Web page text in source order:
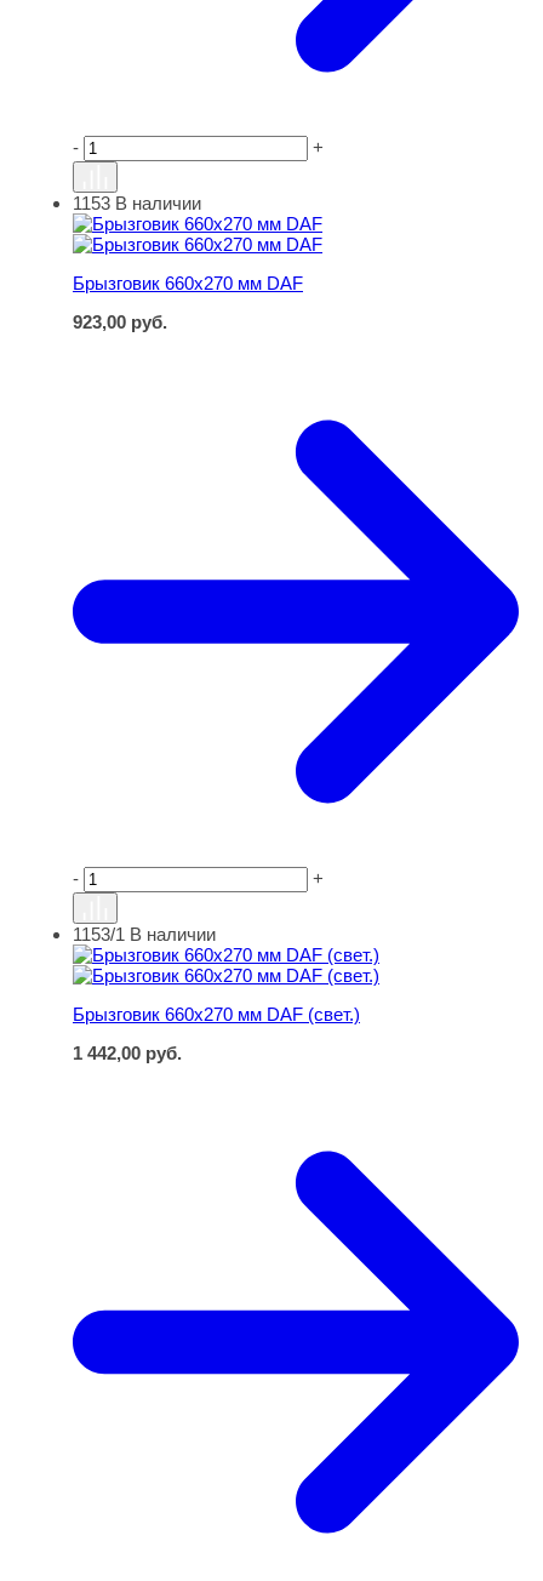
- +
Брызговик 660х270 мм DAF
1153 В наличии
Брызговик 660х270 мм DAF
923,00 руб.
- +
Брызговик 660х270 мм DAF (свет.)
1153/1 В наличии
Брызговик 660х270 мм DAF (свет.)
1 442,00 руб.